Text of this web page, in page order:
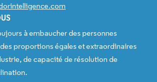
à embaucher des personnes
proportions égales et extraordinaires
de capacité de résolution de